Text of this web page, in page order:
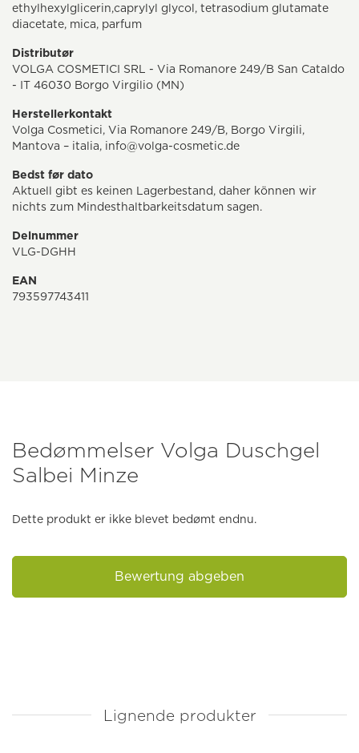
ethylhexylglicerin,caprylyl glycol, tetrasodium glutamate
diacetate, mica, parfum
Distributør
VOLGA COSMETICI SRL - Via Romanore 249/B San Cataldo
- IT 46030 Borgo Virgilio (MN)
Herstellerkontakt
Volga Cosmetici, Via Romanore 249/B, Borgo Virgili,
Mantova – italia, info@volga-cosmetic.de
Bedst før dato
Aktuell gibt es keinen Lagerbestand, daher können wir
nichts zum Mindesthaltbarkeitsdatum sagen.
Delnummer
VLG-DGHH
EAN
793597743411
Bedømmelser Volga Duschgel
Salbei Minze
Dette produkt er ikke blevet bedømt endnu.
Bewertung abgeben
Lignende produkter